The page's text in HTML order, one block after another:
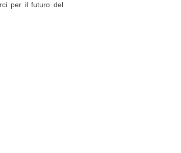
per il futuro del